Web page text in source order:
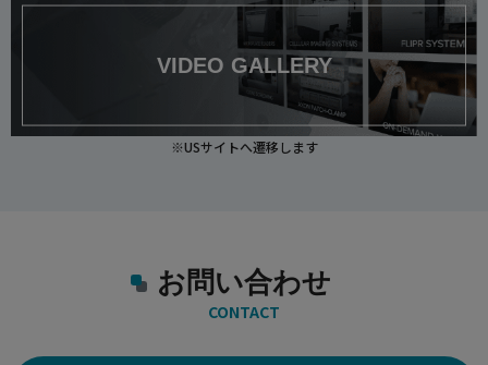
VIDEO GALLERY
※USサイトへ遷移します
お問い合わせ
CONTACT